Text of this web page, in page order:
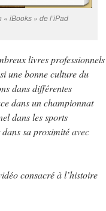
iBooks » de l’iPad
livres professionnels
une bonne culture du
dans différentes
dans un championnat
dans les sports
sa proximité avec
consacré à l’histoire